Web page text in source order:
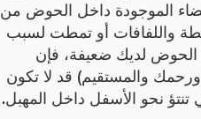
الموجودة داخل الحوض من
واللفافات أو تمطت لسبب
لديك ضعيفة، فإن
والمستقيم) قد لا تكون
تنتؤ نحو الأسفل داخل المهبل.